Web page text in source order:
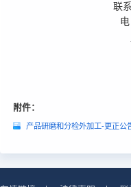
联
附件：
产品研磨和分检外加工-更正公